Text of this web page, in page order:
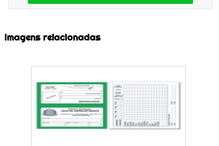
Imagens relacionadas